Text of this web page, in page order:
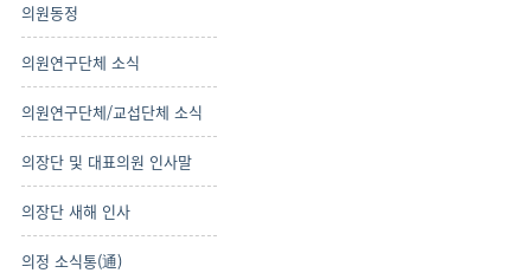
의원동정
의원연구단체 소식
의원연구단체/교섭단체 소식
의장단 및 대표의원 인사말
의장단 새해 인사
의정 소식통(通)